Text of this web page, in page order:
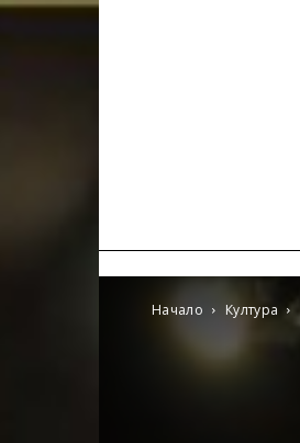
Начало Култура